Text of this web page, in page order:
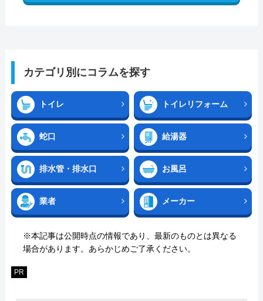
カテゴリ別にコラムを探す
トイレ トイレリフォーム
蛇口 給湯器
排水管・排水口 お風呂
業者 メーカー
※本記事は公開時点の情報であり、最新のものとは異なる
場合があります。あらかじめご了承ください。
PR